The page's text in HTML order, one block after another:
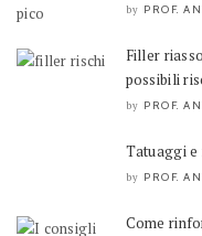
by PROF.
Filler
possibili
by PROF.
Tatuaggi e
by PROF.
Come